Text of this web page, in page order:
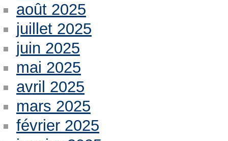
août 2025
juillet 2025
juin 2025
mai 2025
avril 2025
mars 2025
février 2025